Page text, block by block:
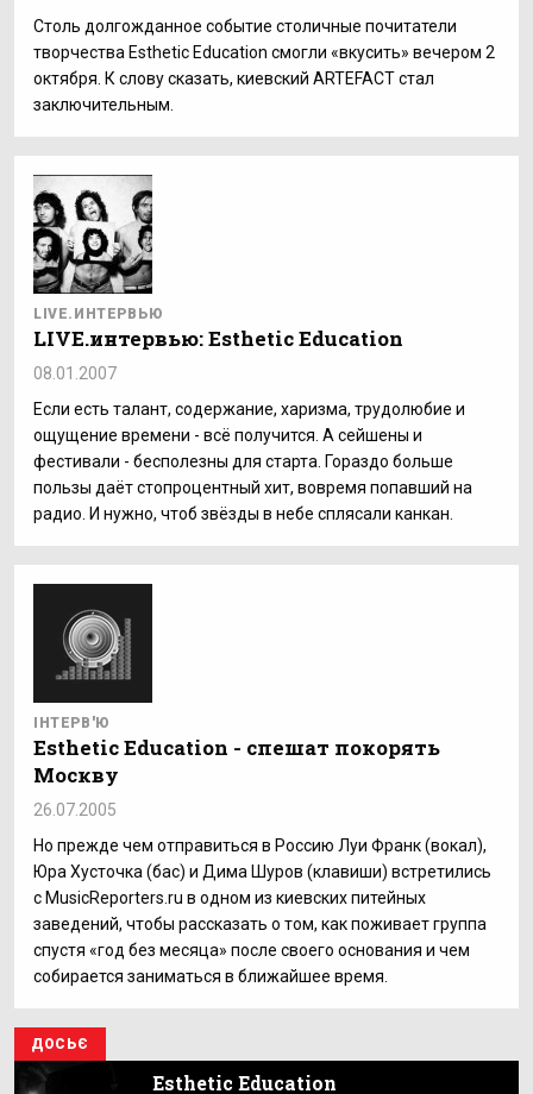
Столь долгожданное событие столичные почитатели
творчества Esthetic Education смогли «вкусить» вечером 2
октября. К слову сказать, киевский ARTEFACT стал
заключительным.
LIVE.ИНТЕРВЬЮ
LIVE.интервью: Esthetic Education
08.01.2007
Если есть талант, содержание, харизма, трудолюбие и
ощущение времени - всё получится. А сейшены и
фестивали - бесполезны для старта. Гораздо больше
пользы даёт стопроцентный хит, вовремя попавший на
радио. И нужно, чтоб звёзды в небе сплясали канкан.
ІНТЕРВ'Ю
Esthetic Education - спешат покорять
Москву
26.07.2005
Но прежде чем отправиться в Россию Луи Франк (вокал),
Юра Хусточка (бас) и Дима Шуров (клавиши) встретились
с MusicReporters.ru в одном из киевских питейных
заведений, чтобы рассказать о том, как поживает группа
спустя «год без месяца» после своего основания и чем
собирается заниматься в ближайшее время.
ДОСЬЄ
Esthetic Education